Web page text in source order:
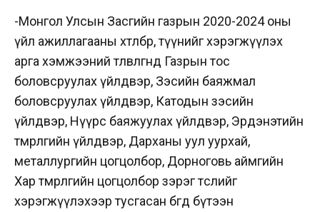
-Монгол Улсын Засгийн газрын 2020-2024 оны
үйл ажиллагааны хөтөлбөр, түүнийг хэрэгжүүлэх
арга хэмжээний төлөвлөгөөнд Газрын тос
боловсруулах үйлдвэр, Зэсийн баяжмал
боловсруулах үйлдвэр, Катодын зэсийн
үйлдвэр, Нүүрс баяжуулах үйлдвэр, Эрдэнэтийн
төмөрлөгийн үйлдвэр, Дарханы уул уурхай,
металлургийн цогцолбор, Дорноговь аймгийн
Хар төмөрлөгийн цогцолбор зэрэг төслийг
хэрэгжүүлэхээр тусгасан бөгөөд бүтээн